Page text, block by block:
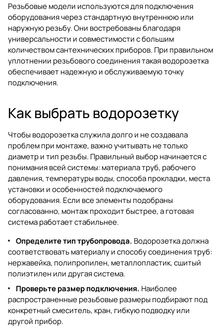
Резьбовые модели используются для подключения
оборудования через стандартную внутреннюю или
наружную резьбу. Они востребованы благодаря
универсальности и совместимости с большим
количеством сантехнических приборов. При правильном
уплотнении резьбового соединения такая водорозетка
обеспечивает надежную и обслуживаемую точку
подключения.
Как выбрать водорозетку
Чтобы водорозетка служила долго и не создавала
проблем при монтаже, важно учитывать не только
диаметр и тип резьбы. Правильный выбор начинается с
понимания всей системы: материала труб, рабочего
давления, температуры воды, способа прокладки, места
установки и особенностей подключаемого
оборудования. Если все элементы подобраны
согласованно, монтаж проходит быстрее, а готовая
система работает стабильнее.
Определите тип трубопровода. Водорозетка должна
соответствовать материалу и способу соединения труб:
нержавейка, полипропилен, металлопластик, сшитый
полиэтилен или другая система.
Проверьте размер подключения. Наиболее
распространенные резьбовые размеры подбирают под
конкретный смеситель, кран, гибкую подводку или
другой прибор.